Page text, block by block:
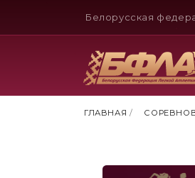
Белорусская
ГЛАВНАЯ /